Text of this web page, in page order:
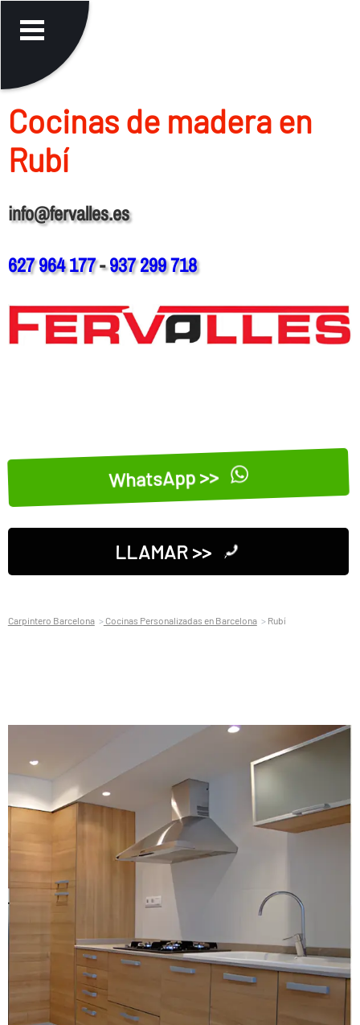
Cocinas de madera en
Rubí
info@fervalles.es
627 964 177-937 299 718
WhatsApp >>
LLAMAR >>
Carpintero Barcelona Cocinas Personalizadas en Barcelona Rubí